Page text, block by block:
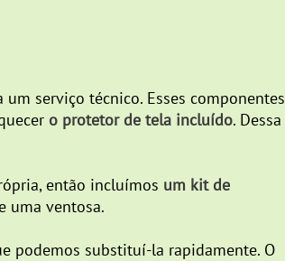
serviço técnico. Esses componentes
o protetor de tela incluído. Dessa
então incluímos um kit de
uma ventosa.
podemos substituí-la rapidamente. O